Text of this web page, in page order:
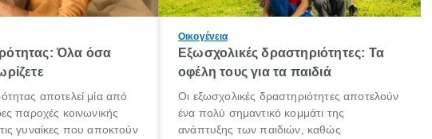
Όλα όσα
αποτελεί μία από
παροχές κοινωνικής
γυναίκες που αποκτούν
Οικογένεια
Εξωσχολικές δραστηριότητες: Τα
οφέλη τους για τα παιδιά
Οι εξωσχολικές δραστηριότητες αποτελούν
ένα πολύ σημαντικό κομμάτι της
ανάπτυξης των παιδιών, καθώς